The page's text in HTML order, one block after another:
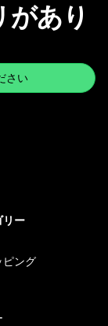
あり
さい
リー
ピング